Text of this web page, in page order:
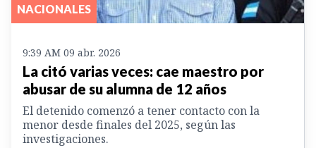
NACIONALES
9:39 AM 09 abr. 2026
La citó varias veces: cae maestro por
abusar de su alumna de 12 años
El detenido comenzó a tener contacto con la
menor desde finales del 2025, según las
investigaciones.